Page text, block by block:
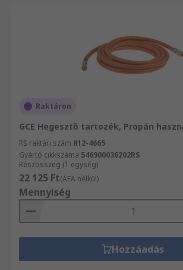
Raktáron
GCE Hegesztő tartozék, Propán
RS raktári szám 812-4665
Gyártó cikkszáma 546900036202RS
Részösszeg (1 egység)
22 125 Ft(ÁFA nélkül)
Mennyiség
Hozzáadás